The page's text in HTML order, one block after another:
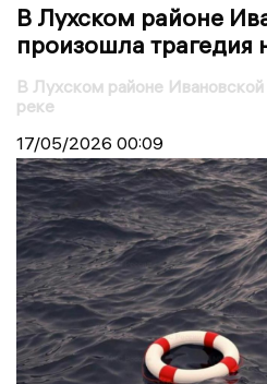
В Лухском районе
произошла трагедия
В Лухском районе
реке
17/05/2026 00:09